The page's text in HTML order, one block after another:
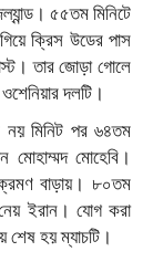
৫৫তম মিনিটে
ক্রিস উডের পাস
তার জোড়া গোলে
দলটি।
নয় মিনিট পর ৬৪তম
মোহাম্মদ মোহেবি।
বাড়ায়। ৮০তম
নেয় ইরান। যোগ করা
হয় ম্যাচটি।